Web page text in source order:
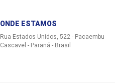
ONDE ESTAMOS
Rua Estados Unidos, 522 - Pacaembu
Cascavel - Paraná - Brasil